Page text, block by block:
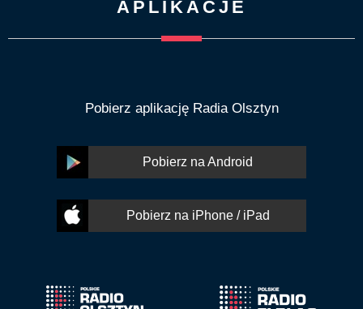
APLIKACJE
Pobierz aplikację Radia Olsztyn
Pobierz na Android
Pobierz na iPhone / iPad